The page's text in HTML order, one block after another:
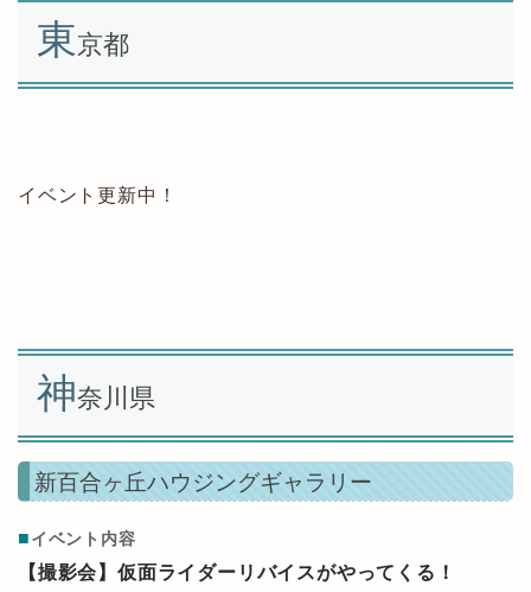
東京都
イベント更新中！
神奈川県
新百合ヶ丘ハウジングギャラリー
■イベント内容
【撮影会】仮面ライダーリバイスがやってくる！